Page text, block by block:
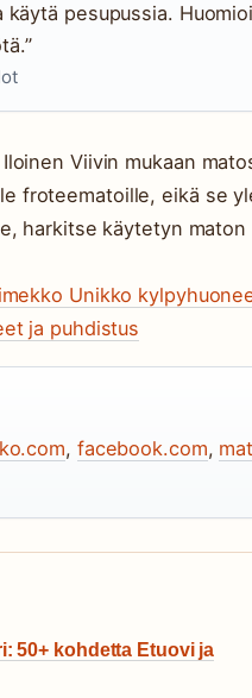
käytä pesupussia.
Iloinen Viivin mukaan
froteematoille, eikä se
harkitse käytetyn
Unikko
ja puhdistus
, facebook.com,
50+ kohdetta Etuovi ja